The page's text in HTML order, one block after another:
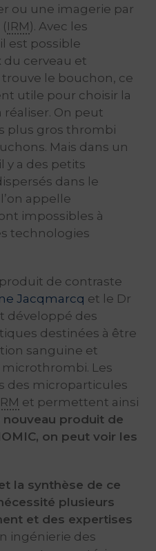
ou une imagerie par
IRM). Avec les
est possible
du cerveau et
le bouchon, ce
utile pour choisir la
On peut
plus gros thrombi
Mais dans un
y a des petits
dans le
appelle
impossibles à
technologies
produit de contraste
Jacqmarcq et le Dr
développé des
destinées à être
sanguine et
microthrombi. Les
des microparticules
et permettent ainsi
nouveau produit de
on peut voir les
la synthèse de ce
plusieurs
et des expertises
ingénierie des